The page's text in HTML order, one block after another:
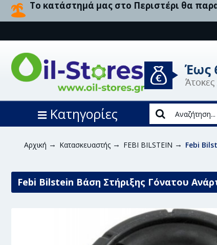
Το κατάστημά μας στο Περιστέρι θα
Κατηγορίες
Αρχική Κατασκευαστής FEBI BILSTEIN Febi
Febi Bilstein Βάση Στήριξης Γόνατου